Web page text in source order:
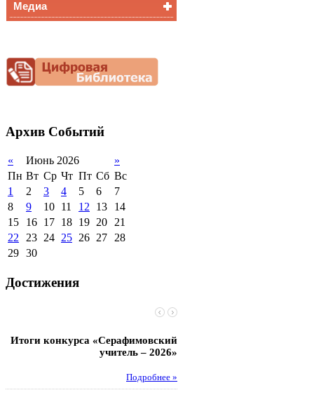
Снижение
документационной
нагрузки
Медиа
Архив Событий
« Июнь 2026
»
Пн Вт Ср Чт Пт Сб Вс
1
2 3 4 5 6
7
8
9 10 11 12 13
14
15
16 17 18 19 20 21
22 23 24 25 26 27 28
29 30
Достижения
Итоги конкурса «Серафимовский
учитель – 2026»
Подробнее »